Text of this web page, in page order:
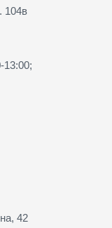
104в
13:00;
42